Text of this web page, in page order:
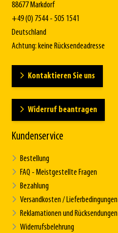
88677 Markdorf
+49 (0) 7544 - 505 1541
Deutschland
Achtung: keine Rücksendeadresse
Kontaktieren Sie uns
Widerruf beantragen
Kundenservice
Bestellung
FAQ - Meistgestellte Fragen
Bezahlung
Versandkosten / Lieferbedingungen
Reklamationen und Rücksendungen
Widerrufsbelehrung